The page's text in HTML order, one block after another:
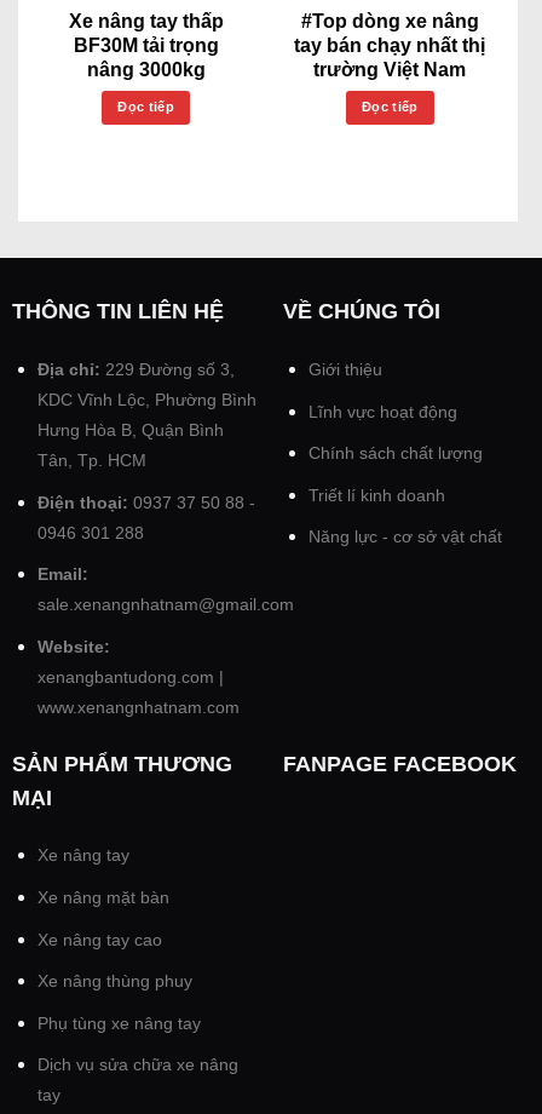
Xe nâng tay thấp
BF30M tải trọng
nâng 3000kg
Đọc tiếp
#Top dòng xe nâng
tay bán chạy nhất thị
trường Việt Nam
Đọc tiếp
THÔNG TIN LIÊN HỆ
Địa chỉ: 229 Đường số 3,
KDC Vĩnh Lộc, Phường Bình
Hưng Hòa B, Quận Bình
Tân, Tp. HCM
Điện thoại: 0937 37 50 88 -
0946 301 288
Email:
sale.xenangnhatnam@gmail.com
Website:
xenangbantudong.com
www.xenangnhatnam.com
VỀ CHÚNG TÔI
Giới thiệu
Lĩnh vực hoạt động
Chính sách chất lượng
Triết lí kinh doanh
Năng lực - cơ sở vật chất
SẢN PHẨM THƯƠNG
MẠI
Xe nâng tay
Xe nâng mặt bàn
Xe nâng tay cao
Xe nâng thùng phuy
Phụ tùng xe nâng tay
Dịch vụ sửa chữa xe nâng
tay
FANPAGE FACEBOOK